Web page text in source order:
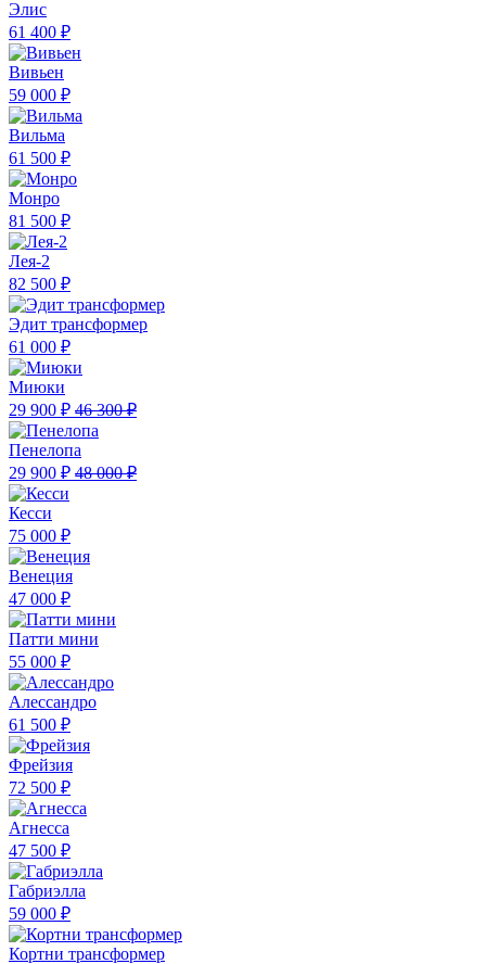
Элис
61 400 ₽
Вивьен
59 000 ₽
Вильма
61 500 ₽
Монро
81 500 ₽
Лея-2
82 500 ₽
Эдит трансформер
61 000 ₽
Миюки
29 900 ₽ 46 300 ₽
Пенелопа
29 900 ₽ 48 000 ₽
Кесси
75 000 ₽
Венеция
47 000 ₽
Патти мини
55 000 ₽
Алессандро
61 500 ₽
Фрейзия
72 500 ₽
Агнесса
47 500 ₽
Габриэлла
59 000 ₽
Кортни трансформер